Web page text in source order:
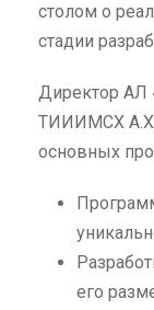
столом о
стадии
Директор АЛ
ТИИИМСХ
основных
его